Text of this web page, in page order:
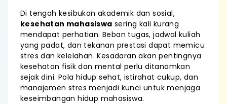
Di tengah kesibukan akademik dan sosial,
kesehatan mahasiswa sering kali kurang
mendapat perhatian. Beban tugas, jadwal kuliah
yang padat, dan tekanan prestasi dapat memicu
stres dan kelelahan. Kesadaran akan pentingnya
kesehatan fisik dan mental perlu ditanamkan
sejak dini. Pola hidup sehat, istirahat cukup, dan
manajemen stres menjadi kunci untuk menjaga
keseimbangan hidup mahasiswa.